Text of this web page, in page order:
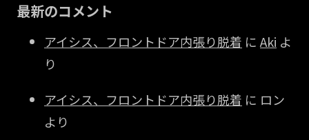
最新のコメント
アイシス、フロントドア内張り脱着 に Aki よ
り
アイシス、フロントドア内張り脱着 に ロン
より